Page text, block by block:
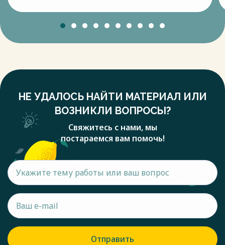
НЕ УДАЛОСЬ НАЙТИ МАТЕРИАЛ ИЛИ
ВОЗНИКЛИ ВОПРОСЫ?
Свяжитесь с нами, мы
постараемся вам помочь!
Отправить